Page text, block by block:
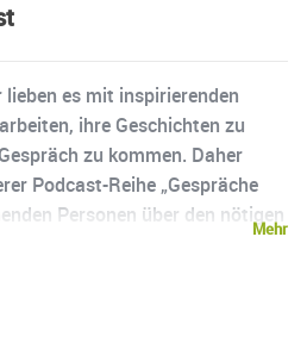
es mit inspirierenden
ihre Geschichten zu
zu kommen. Daher
Podcast-Reihe „Gespräche
Personen über den nötigen
ein, denen unsere
kurzweiligen Gespräche
Mehr